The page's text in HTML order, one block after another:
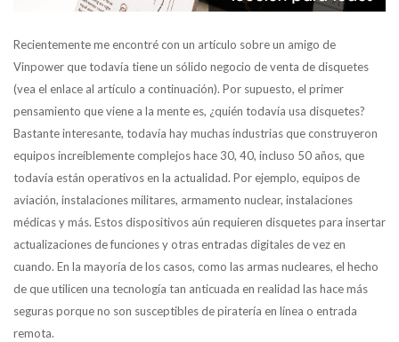
Recientemente me encontré con un artículo sobre un amigo de
Vinpower que todavía tiene un sólido negocio de venta de disquetes
(vea el enlace al artículo a continuación). Por supuesto, el primer
pensamiento que viene a la mente es, ¿quién todavía usa disquetes?
Bastante interesante, todavía hay muchas industrias que construyeron
equipos increíblemente complejos hace 30, 40, incluso 50 años, que
todavía están operativos en la actualidad. Por ejemplo, equipos de
aviación, instalaciones militares, armamento nuclear, instalaciones
médicas y más. Estos dispositivos aún requieren disquetes para insertar
actualizaciones de funciones y otras entradas digitales de vez en
cuando. En la mayoría de los casos, como las armas nucleares, el hecho
de que utilicen una tecnología tan anticuada en realidad las hace más
seguras porque no son susceptibles de piratería en línea o entrada
remota.